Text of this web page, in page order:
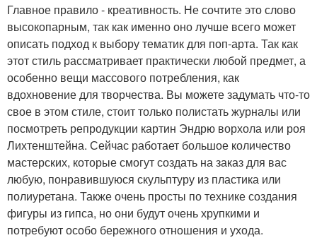
Главное правило - креативность. Не сочтите это слово
высокопарным, так как именно оно лучше всего может
описать подход к выбору тематик для поп-арта. Так как
этот стиль рассматривает практически любой предмет, а
особенно вещи массового потребления, как
вдохновение для творчества. Вы можете задумать что-то
свое в этом стиле, стоит только полистать журналы или
посмотреть репродукции картин Эндрю ворхола или роя
Лихтенштейна. Сейчас работает большое количество
мастерских, которые смогут создать на заказ для вас
любую, понравившуюся скульптуру из пластика или
полиуретана. Также очень просты по технике создания
фигуры из гипса, но они будут очень хрупкими и
потребуют особо бережного отношения и ухода.